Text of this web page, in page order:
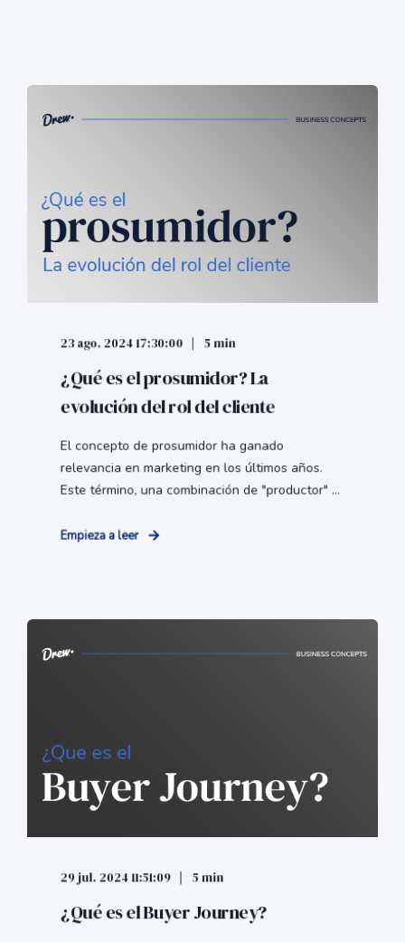
23 ago. 2024 17:30:00 5 min
¿Qué es el prosumidor? La
evolución del rol del cliente
El concepto de prosumidor ha ganado
relevancia en marketing en los últimos años.
Este término, una combinación de "productor" ...
Empieza a leer
29 jul. 2024 11:51:09 5 min
¿Qué es el Buyer Journey?